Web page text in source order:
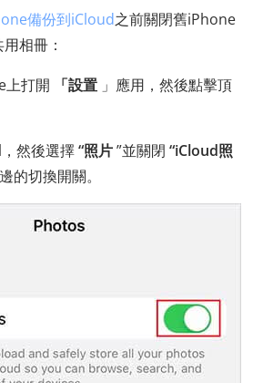
備份到iCloud之前關閉舊iPhone
相冊：
上打開
「設置 」應用，然後點擊頂
，然後選擇“照片”並關閉 “iCloud照
的切換開關。